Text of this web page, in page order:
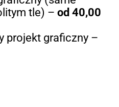
tle) – od 40,00
projekt graficzny –